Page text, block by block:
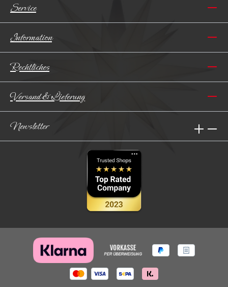
Service
Information
Rechtliches
Versand & Lieferung
Newsletter